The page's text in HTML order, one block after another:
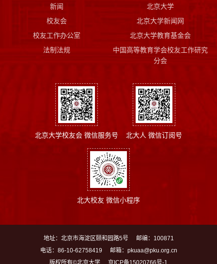
新闻
校友会
校友工作办公室
法制法规
北京大学
北京大学新闻网
北京大学教育基金会
中国高等教育学会校友工作研究
分会
北京大学校友会 微信服务号 北大人 微信订阅号
北大校友 微信小程序
地址：北京市海淀区颐和园路5号
邮编：100871
电话：86-10-62758419
邮箱：pkuaa@pku.org.cn